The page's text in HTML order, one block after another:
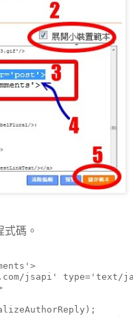
碼。
jsapi' type='text/